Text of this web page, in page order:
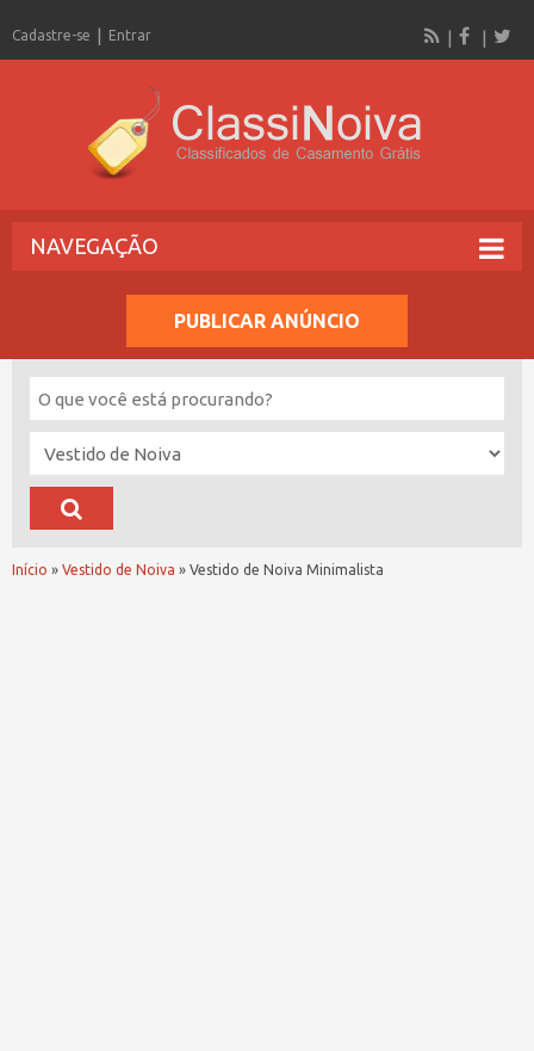
Cadastre-se Entrar
NAVEGAÇÃO
PUBLICAR ANÚNCIO
Início » Vestido de Noiva » Vestido de Noiva Minimalista